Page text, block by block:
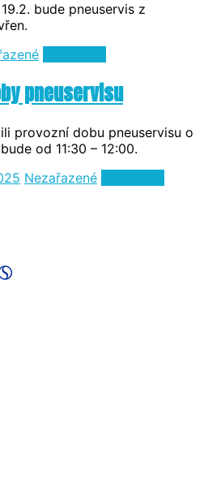
bude pneuservis z
pneuservisu
provozní dobu pneuservisu o
od 11:30 – 12:00.
Nezařazené